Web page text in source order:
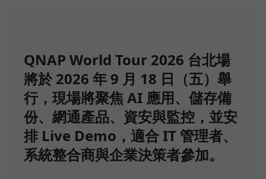
QNAP World Tour 2026 台北場
將於 2026 年 9 月 18 日（五）舉
行，現場將聚焦 AI 應用、儲存備
份、網通產品、資安與監控，並安
排 Live Demo，適合 IT 管理者、
系統整合商與企業決策者參加。